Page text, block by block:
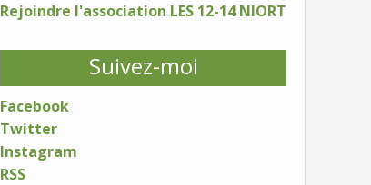
Rejoindre l'association LES 12-14 NIORT
Suivez-moi
Facebook
Twitter
Instagram
RSS